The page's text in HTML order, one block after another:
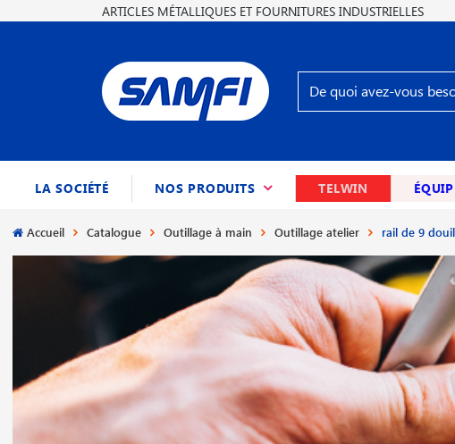
ARTICLES MÉTALLIQUES ET FOURNITURES INDUSTRIELLES
LA SOCIÉTÉ NOS PRODUITS (CURRENT)TELWIN
Accueil Catalogue Outillage à main Outillage atelier rail de 9